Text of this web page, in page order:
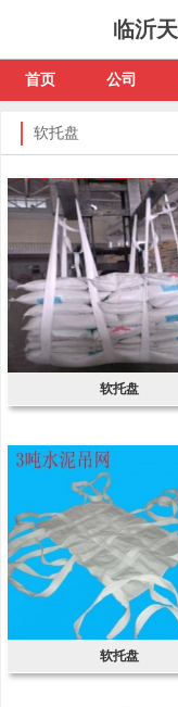
临沂
首页 公司
软托盘
软托盘
软托盘